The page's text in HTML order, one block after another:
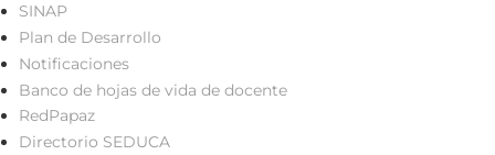
SINAP
Plan de Desarrollo
Notificaciones
Banco de hojas de vida de docente
RedPapaz
Directorio SEDUCA